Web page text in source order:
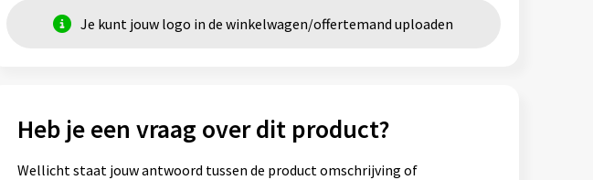
Je kunt jouw logo in de winkelwagen/offertemand uploaden
Heb je een vraag over dit product?
Wellicht staat jouw antwoord tussen de product omschrijving of